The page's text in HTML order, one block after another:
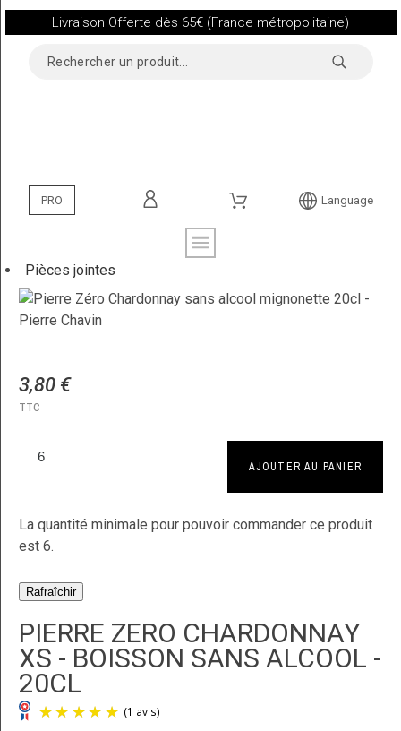
Livraison Offerte dès 65€ (France métropolitaine)
PRO Language
Pièces jointes
PIERRE ZERO CHARDONNAY
XS - BOISSON SANS ALCOOL -
20CL
3,80 €
TTC
AJOUTER AU PANIER
La quantité minimale pour pouvoir commander ce produit
est 6.